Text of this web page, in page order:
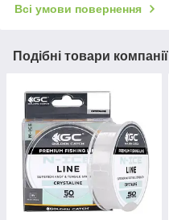
Всі умови повернення
Подібні товари компанії